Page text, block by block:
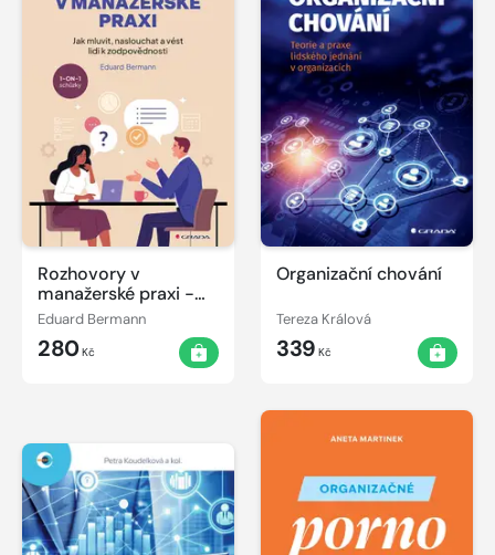
Rozhovory v
manažerské praxi -
Jak mluvit,
naslouchat a vést lidi
k zodpovědnosti
Eduard Bermann
280Kč
Organizační chování
Tereza Králová
339 Kč